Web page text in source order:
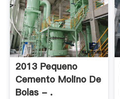
2013 Pequeno
Cemento Molino De
Bolas - .